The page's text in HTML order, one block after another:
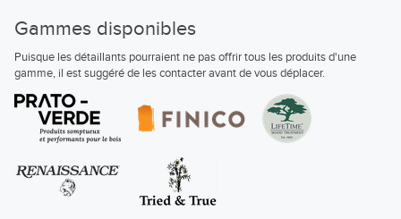
Gammes disponibles
Puisque les détaillants pourraient ne pas offrir tous les produits d'une
gamme, il est suggéré de les contacter avant de vous déplacer.